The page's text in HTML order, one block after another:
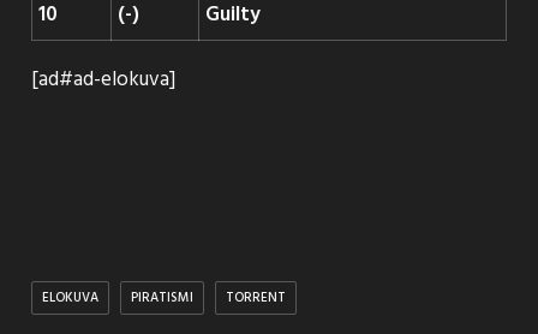
10
(-)
Guilty
[ad#ad-elokuva]
ELOKUVA PIRATISMI TORRENT